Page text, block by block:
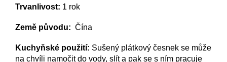
Trvanlivost: 1 rok
Země původu: Čína
Kuchyňské použití: Sušený plátkový česnek se může
na chvíli namočit do vody, slít a pak se s ním pracuje